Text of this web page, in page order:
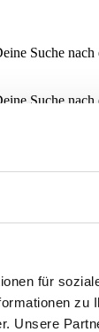
für
zu
Unsere
Suche
Suche